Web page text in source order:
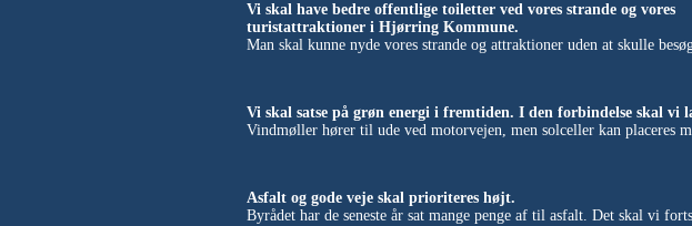
Vi skal have bedre offentlige toiletter ved vores strande og vores
turistattraktioner i Hjørring Kommune.
Man skal kunne nyde vores strande og attraktioner uden at skulle
Vi skal satse på grøn energi i fremtiden. I den forbindelse skal vi
Vindmøller hører til ude ved motorvejen, men solceller kan placeres
Asfalt og gode veje skal prioriteres højt.
Byrådet har de seneste år sat mange penge af til asfalt. Det skal vi